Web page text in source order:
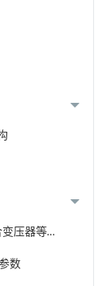
压器等效
数